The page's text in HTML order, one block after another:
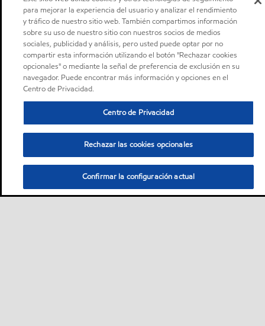
para mejorar la experiencia del usuario y analizar el rendimiento
y tráfico de nuestro sitio web. También compartimos información
sobre su uso de nuestro sitio con nuestros socios de medios
sociales, publicidad y análisis, pero usted puede optar por no
compartir esta información utilizando el botón "Rechazar cookies
opcionales" o mediante la señal de preferencia de exclusión en su
navegador. Puede encontrar más información y opciones en el
Centro de Privacidad.
Centro de Privacidad
Rechazar las cookies opcionales
Confirmar la configuración actual